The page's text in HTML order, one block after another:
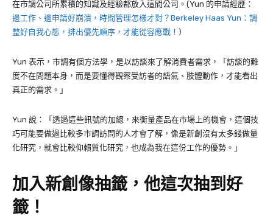
在市調公司所累積的知識及經驗都放入這間公司。(Yun 的申請經歷：
邊工作、邊申請好崩潰，時間管理怎樣才對？Berkeley Haas Yun：調
整好自我心態，排出優先順序，才能從容應戰！ ）
Yun 表示，市調有個方法學，是以訪談來了解消費者需求，「訪談的難
度不在問題本身，而是要懂得觀察受訪者的語氣、肢體動作，才能看出
真正的需求。」
Yun 說：「透過這些訊號的加總，來衡量產品在市場上的機會，這個技
巧可能要做過比較多市調訪問的人才會了解，像是新創沒有太多錢做量
化研究，就會比較仰賴質化研究，也成為我在這份工作的優勢。」
加入新創像抽籤，他這次抽到好
籤！